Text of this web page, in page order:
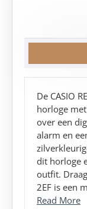
De CASIO
horloge
over een
alarm en
dit horloge
outfit.
2EF is een
Read More